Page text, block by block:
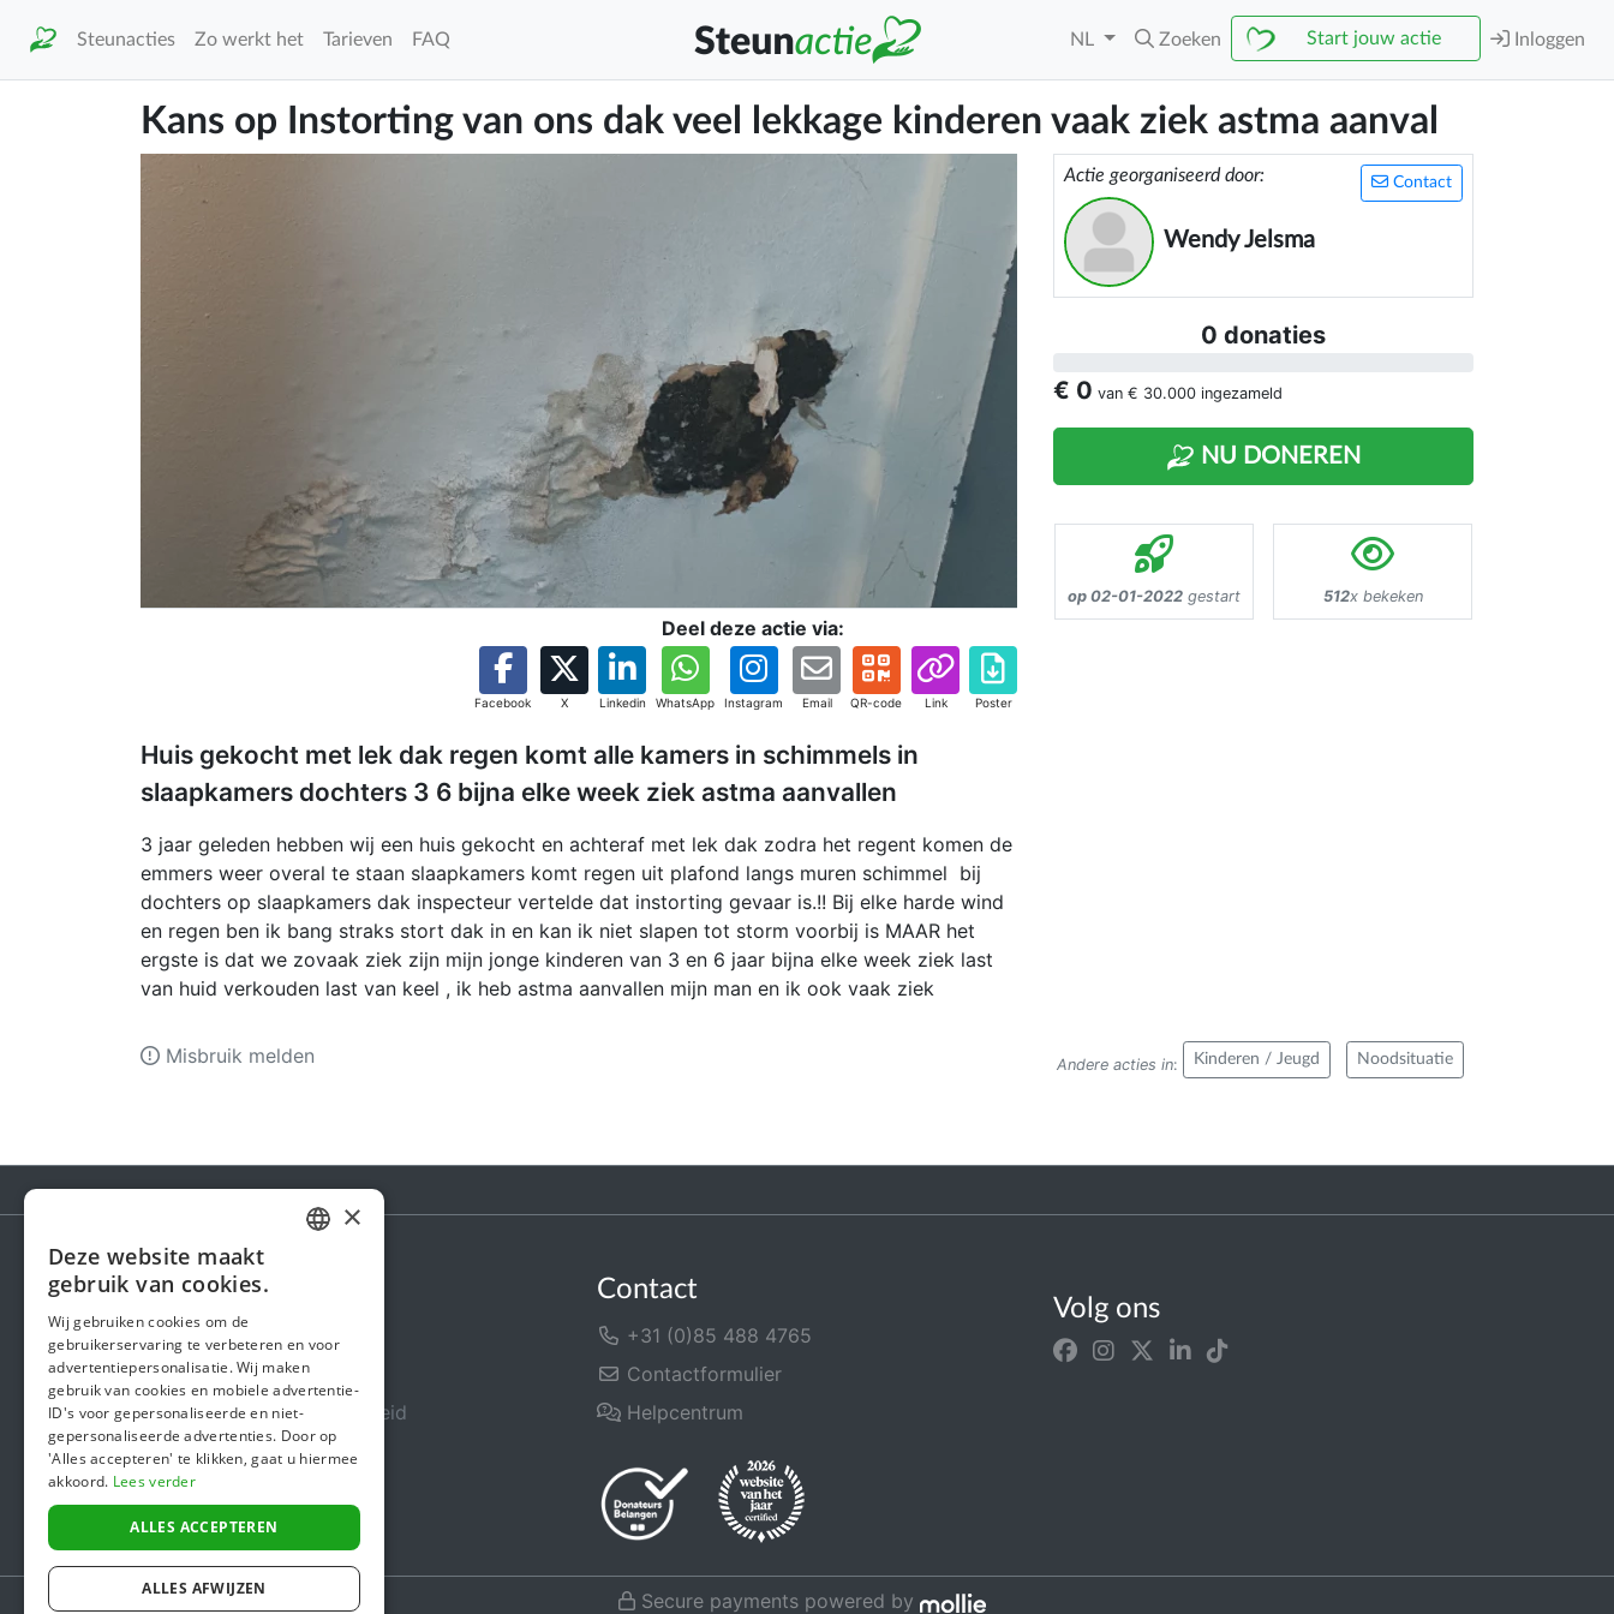
Steunacties Zo werkt het Tarieven FAQ NL Zoeken Start jouw actie Inloggen
Kans op Instorting van ons dak veel lekkage kinderen vaak ziek astma aanval
Deel deze actie via:
Facebook X Linkedin WhatsApp Instagram Email QR-code Link Poster
Huis gekocht met lek dak regen komt alle kamers in schimmels in
slaapkamers dochters 3 6 bijna elke week ziek astma aanvallen
3 jaar geleden hebben wij een huis gekocht en achteraf met lek dak zodra het regent komen de
emmers weer overal te staan slaapkamers komt regen uit plafond langs muren schimmel bij
dochters op slaapkamers dak inspecteur vertelde dat instorting gevaar is.!! Bij elke harde wind
en regen ben ik bang straks stort dak in en kan ik niet slapen tot storm voorbij is MAAR het
ergste is dat we zovaak ziek zijn mijn jonge kinderen van 3 en 6 jaar bijna elke week ziek last
van huid verkouden last van keel , ik heb astma aanvallen mijn man en ik ook vaak ziek
Contact
Actie georganiseerd door:
Wendy Jelsma
0 donaties
€ 0 van € 30.000 ingezameld
NU DONEREN
op 02-01-2022 gestart 512x bekeken
Andere acties in: Kinderen / Jeugd Noodsituatie
Misbruik melden
Steunactie
Over ons
In de media
Veiligheid & Betrouwbaarheid
Algemene voorwaarden
Privacybeleid
Cookiebeleid
Contact
+31 (0)85 488 4765
Contactformulier
Helpcentrum
Volg ons
Secure payments powered by
ENGLISH
×
Deze website maakt
gebruik van cookies.
Wij gebruiken cookies om de
gebruikerservaring te verbeteren en voor
advertentiepersonalisatie. Wij maken
gebruik van cookies en mobiele advertentie-
ID's voor gepersonaliseerde en niet-
gepersonaliseerde advertenties. Door op
'Alles accepteren' te klikken, gaat u hiermee
akkoord. Lees verder
ALLES ACCEPTEREN
ALLES AFWIJZEN